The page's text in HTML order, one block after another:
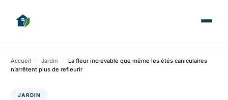
Accueil / Jardin /
La fleur increvable que même les étés caniculaires
n’arrêtent plus de refleurir
JARDIN